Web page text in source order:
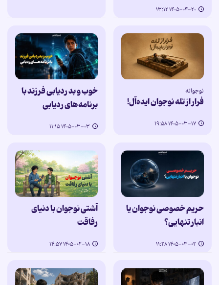
۱۴۰۵-۰۴-۲۰ ۱۳:۱۲
نوجوانه
فرار از تله نوجوان ایده‌آل!
۱۴۰۵-۰۳-۱۷ ۱۹:۵۸
خوب و بد ردیابی فرزند با
برنامه‌های ردیابی
۱۴۰۵-۰۳-۰۳ ۱۱:۱۵
حریم خصوصی نوجوان یا
انبار تنهایی؟
۱۴۰۵-۰۳-۰۲ ۱۱:۲۸
آشتی نوجوان با دنیای
رفاقت
۱۴۰۵-۰۲-۱۸ ۱۴:۵۷